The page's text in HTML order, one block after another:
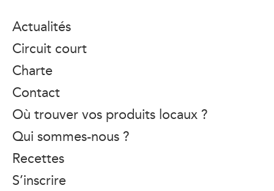
Actualités
Circuit court
Charte
Contact
Où trouver vos produits locaux ?
Qui sommes-nous ?
Recettes
S’inscrire